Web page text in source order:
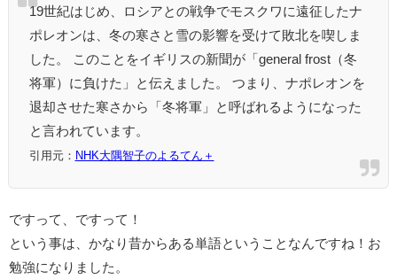
19世紀はじめ、ロシアとの戦争でモスクワに遠征したナ
ポレオンは、冬の寒さと雪の影響を受けて敗北を喫しま
した。 このことをイギリスの新聞が「general frost（冬
将軍）に負けた」と伝えました。 つまり、ナポレオンを
退却させた寒さから「冬将軍」と呼ばれるようになった
と言われています。
引用元： NHK大隅智子のよるてん＋
ですって、ですって！
という事は、かなり昔からある単語ということなんですね！お
勉強になりました。